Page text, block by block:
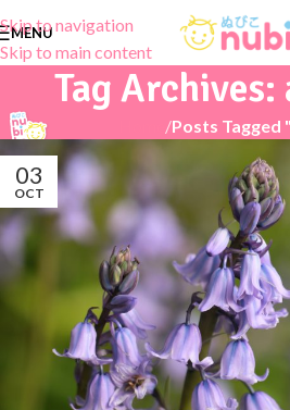
Skip to navigation
Skip to main content
MENU
Tag
/Posts Tagged
03
OCT